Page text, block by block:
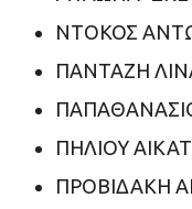
ΝΤΟΚΟΣ
ΠΑΝΤΑΖΗ
ΠΗΛΙΟΥ
ΠΡΟΒΙΔΑΚΗ